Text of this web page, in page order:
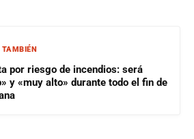
por riesgo de incendios: será
y «muy alto» durante todo el fin de